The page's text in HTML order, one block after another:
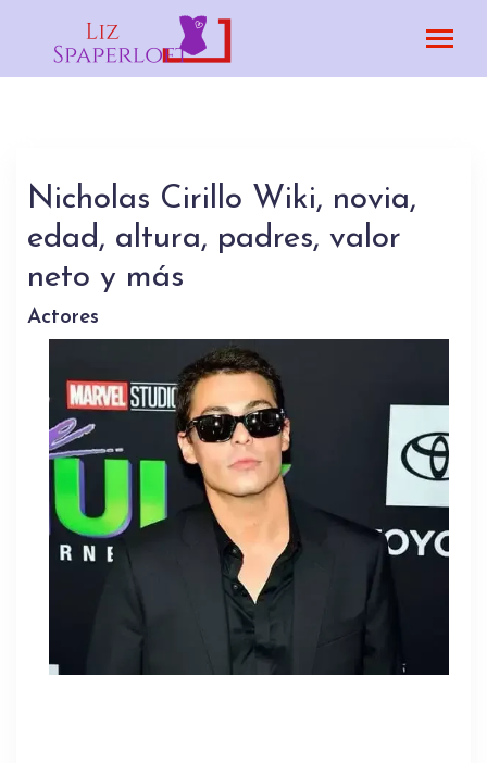
Nicholas Cirillo Wiki, novia,
edad, altura, padres, valor
neto y más
Actores